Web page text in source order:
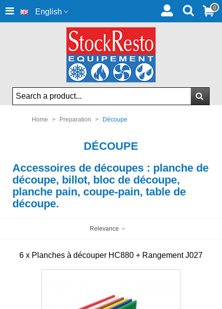
English 0
Home > Preparation > Découpe
DÉCOUPE
Accessoires de découpes : planche de
découpe, billot, bloc de découpe,
planche pain, coupe-pain, table de
découpe.
Relevance
6 x Planches à découper HC880 + Rangement J027